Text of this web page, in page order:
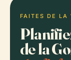
FAITES DE LA
de la